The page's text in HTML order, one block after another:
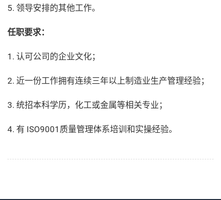
5. 领导安排的其他工作。
任职要求：
1. 认可公司的企业文化；
2. 近一份工作拥有连续三年以上制造业生产管理经验；
3. 统招本科学历，化工或金属等相关专业；
4. 有 ISO9001质量管理体系培训和实操经验。